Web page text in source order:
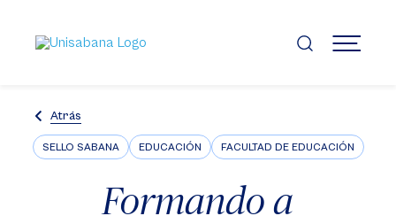
contenido
principal
MENÚ
Atrás
SELLO SABANA EDUCACIÓN FACULTAD DE EDUCACIÓN
Formando a